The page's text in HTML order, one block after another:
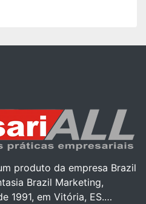
produto da empresa Brazil
Brazil Marketing,
1991, em Vitória, ES.…